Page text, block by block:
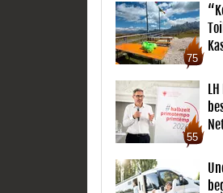
75
55